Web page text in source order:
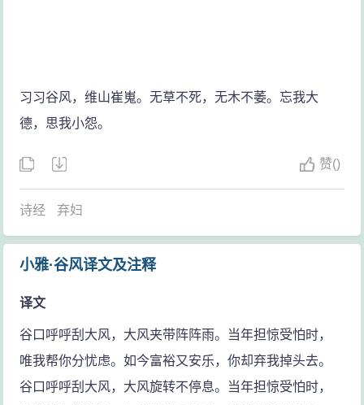
习习谷风，维山崔嵬。无草不死，无木不萎。忘我大
德，思我小怨。
赞()
诗经 弃妇
小雅·谷风译文及注释
译文
谷口呼呼刮大风，大风夹带阵阵雨。当年担惊受怕时，
唯我帮你分忧虑。如今富裕又安乐，你却弃我掉头去。
谷口呼呼刮大风，大风旋转不停息。当年担惊受怕时，